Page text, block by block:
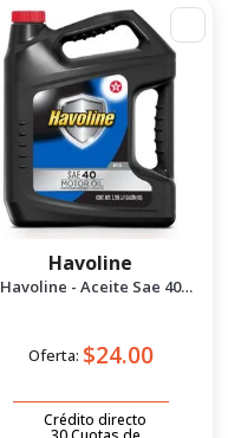
Havoline
Havoline - Aceite Sae 40
Oferta: $24.00
Crédito directo